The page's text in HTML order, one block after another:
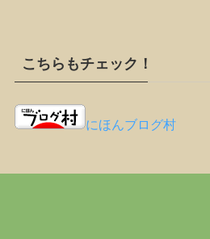
こちらもチェック！
にほんブログ村